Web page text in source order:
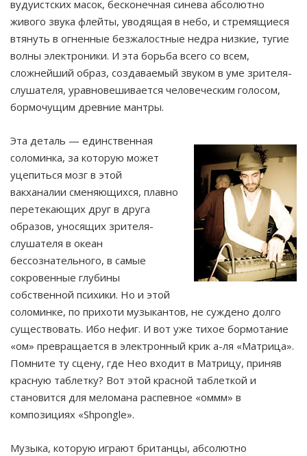
вудуистских масок, бесконечная синева абсолютно
живого звука флейты, уводящая в небо, и стремящиеся
втянуть в огненные безжалостные недра низкие, тугие
волны электроники. И эта борьба всего со всем,
сложнейший образ, создаваемый звуком в уме зрителя-
слушателя, уравновешивается человеческим голосом,
бормочущим древние мантры.
Эта деталь — единственная
соломинка, за которую может
уцепиться мозг в этой
вакханалии сменяющихся, плавно
перетекающих друг в друга
образов, уносящих зрителя-
слушателя в океан
бессознательного, в самые
сокровенные глубины
собственной психики. Но и этой
соломинке, по прихоти музыкантов, не суждено долго
существовать. Ибо нефиг. И вот уже тихое бормотание
«ом» превращается в электронный крик а-ля «Матрица».
Помните ту сцену, где Нео входит в Матрицу, приняв
красную таблетку? Вот этой красной таблеткой и
становится для меломана распевное «оммм» в
композициях «Shpongle».
Музыка, которую играют британцы, абсолютно